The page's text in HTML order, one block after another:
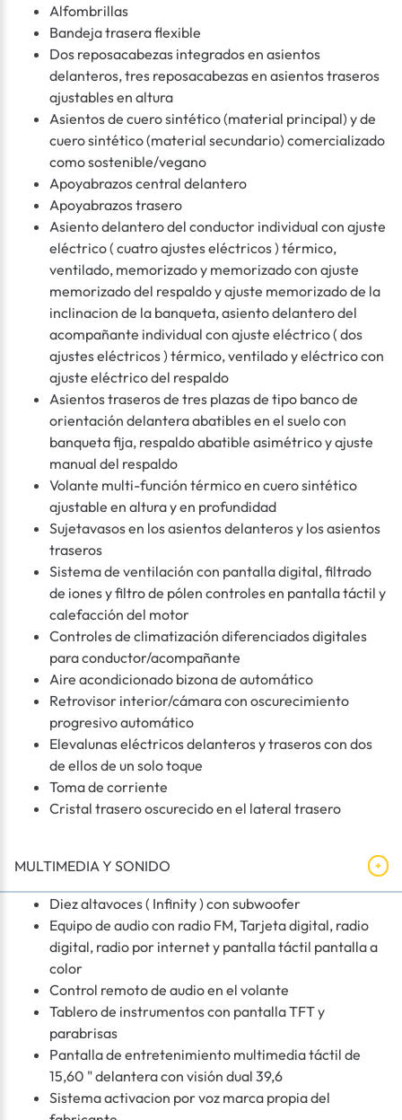
Alfombrillas
Bandeja trasera flexible
Dos reposacabezas integrados en asientos
delanteros, tres reposacabezas en asientos traseros
ajustables en altura
Asientos de cuero sintético (material principal) y de
cuero sintético (material secundario) comercializado
como sostenible/vegano
Apoyabrazos central delantero
Apoyabrazos trasero
Asiento delantero del conductor individual con ajuste
eléctrico ( cuatro ajustes eléctricos ) térmico,
ventilado, memorizado y memorizado con ajuste
memorizado del respaldo y ajuste memorizado de la
inclinacion de la banqueta, asiento delantero del
acompañante individual con ajuste eléctrico ( dos
ajustes eléctricos ) térmico, ventilado y eléctrico con
ajuste eléctrico del respaldo
Asientos traseros de tres plazas de tipo banco de
orientación delantera abatibles en el suelo con
banqueta fija, respaldo abatible asimétrico y ajuste
manual del respaldo
Volante multi-función térmico en cuero sintético
ajustable en altura y en profundidad
Sujetavasos en los asientos delanteros y los asientos
traseros
Sistema de ventilación con pantalla digital, filtrado
de iones y filtro de pólen controles en pantalla táctil y
calefacción del motor
Controles de climatización diferenciados digitales
para conductor/acompañante
Aire acondicionado bizona de automático
Retrovisor interior/cámara con oscurecimiento
progresivo automático
Elevalunas eléctricos delanteros y traseros con dos
de ellos de un solo toque
Toma de corriente
Cristal trasero oscurecido en el lateral trasero
MULTIMEDIA Y SONIDO
Diez altavoces ( Infinity ) con subwoofer
Equipo de audio con radio FM, Tarjeta digital, radio
digital, radio por internet y pantalla táctil pantalla a
color
Control remoto de audio en el volante
Tablero de instrumentos con pantalla TFT y
parabrisas
Pantalla de entretenimiento multimedia táctil de
15,60 " delantera con visión dual 39,6
Sistema activacion por voz marca propia del